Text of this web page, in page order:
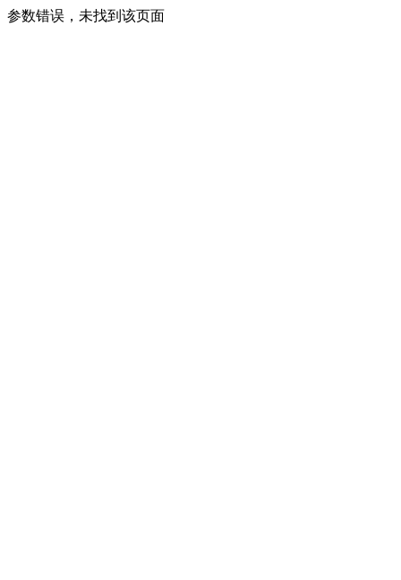
参数错误，未找到该页面